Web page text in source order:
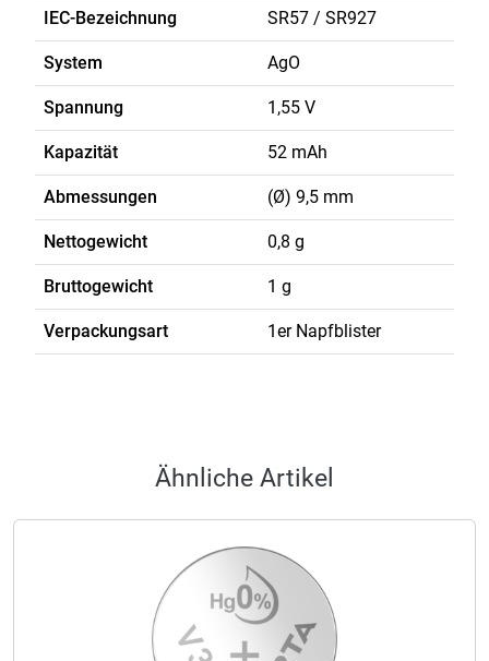
IEC-Bezeichnung SR57 / SR927
System AgO
Spannung 1,55 V
Kapazität 52 mAh
Abmessungen (Ø) 9,5 mm
Nettogewicht 0,8 g
Bruttogewicht 1 g
Verpackungsart 1er Napfblister
Ähnliche Artikel